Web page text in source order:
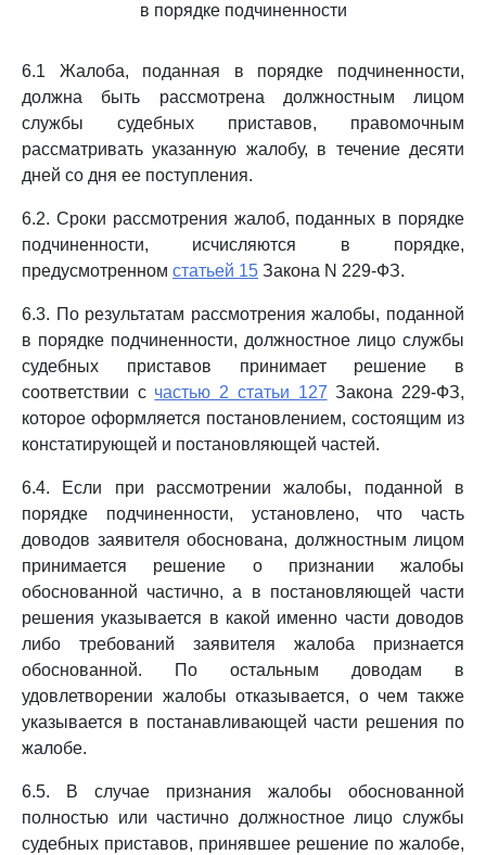
в порядке подчиненности
6.1 Жалоба, поданная в порядке подчиненности,
должна быть рассмотрена должностным лицом
службы судебных приставов, правомочным
рассматривать указанную жалобу, в течение десяти
дней со дня ее поступления.
6.2. Сроки рассмотрения жалоб, поданных в порядке
подчиненности, исчисляются в порядке,
предусмотренном статьей 15 Закона N 229-ФЗ.
6.3. По результатам рассмотрения жалобы, поданной
в порядке подчиненности, должностное лицо службы
судебных приставов принимает решение в
соответствии с частью 2 статьи 127 Закона 229-ФЗ,
которое оформляется постановлением, состоящим из
констатирующей и постановляющей частей.
6.4. Если при рассмотрении жалобы, поданной в
порядке подчиненности, установлено, что часть
доводов заявителя обоснована, должностным лицом
принимается решение о признании жалобы
обоснованной частично, а в постановляющей части
решения указывается в какой именно части доводов
либо требований заявителя жалоба признается
обоснованной. По остальным доводам в
удовлетворении жалобы отказывается, о чем также
указывается в постанавливающей части решения по
жалобе.
6.5. В случае признания жалобы обоснованной
полностью или частично должностное лицо службы
судебных приставов, принявшее решение по жалобе,